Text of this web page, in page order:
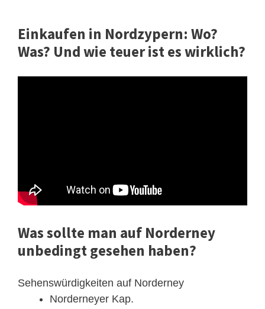
Einkaufen in Nordzypern: Wo?
Was? Und wie teuer ist es wirklich?
Was sollte man auf Norderney
unbedingt gesehen haben?
Sehenswürdigkeiten auf Norderney
Norderneyer Kap.